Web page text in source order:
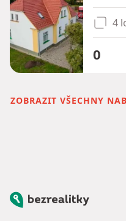
4
0
ZOBRAZIT VŠECHNY
Bezrealitky